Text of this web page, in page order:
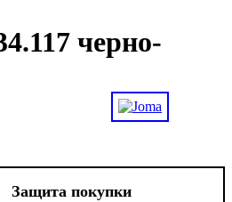
черно-
Защита покупки